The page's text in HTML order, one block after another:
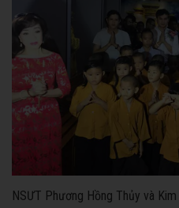
NSƯT Phương Hồng Thủy và